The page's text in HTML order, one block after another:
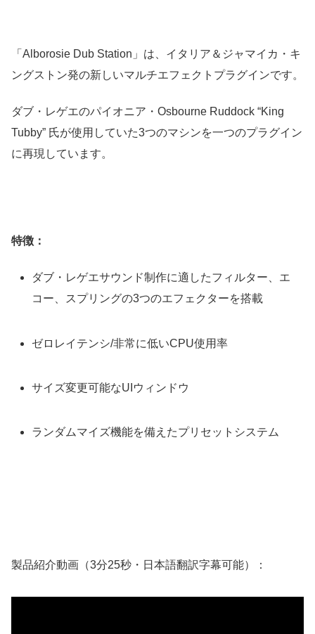
「Alborosie Dub Station」は、イタリア＆ジャマイカ・キ
ングストン発の新しいマルチエフェクトプラグインです。
ダブ・レゲエのパイオニア・Osbourne Ruddock “King
Tubby” 氏が使用していた3つのマシンを一つのプラグイン
に再現しています。
特徴：
ダブ・レゲエサウンド制作に適したフィルター、エ
コー、スプリングの3つのエフェクターを搭載
ゼロレイテンシ/非常に低いCPU使用率
サイズ変更可能なUIウィンドウ
ランダムマイズ機能を備えたプリセットシステム
製品紹介動画（3分25秒・日本語翻訳字幕可能）：